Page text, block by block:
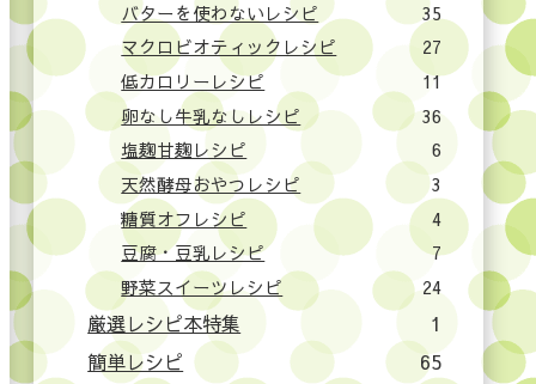
バターを使わないレシピ
35
マクロビオティックレシピ
27
低カロリーレシピ
11
卵なし牛乳なしレシピ
36
塩麹甘麹レシピ
6
天然酵母おやつレシピ
3
糖質オフレシピ
4
豆腐・豆乳レシピ
7
野菜スイーツレシピ
24
厳選レシピ本特集
1
簡単レシピ
65